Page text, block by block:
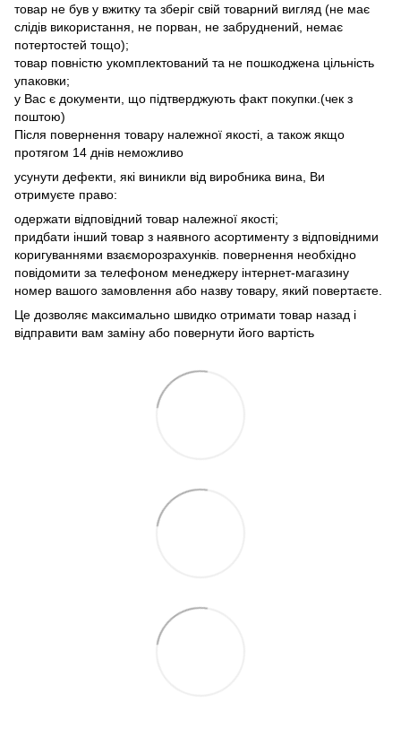
товар не був у вжитку та зберіг свій товарний вигляд (не має
слідів використання, не порван, не забруднений, немає
потертостей тощо);
товар повністю укомплектований та не пошкоджена цільність
упаковки;
у Вас є документи, що підтверджують факт покупки.(чек з
поштою)
Після повернення товару належної якості, а також якщо
протягом 14 днів неможливо
усунути дефекти, які виникли від виробника вина, Ви
отримуєте право:
одержати відповідний товар належної якості;
придбати інший товар з наявного асортименту з відповідними
коригуваннями взаєморозрахунків. повернення необхідно
повідомити за телефоном менеджеру інтернет-магазину
номер вашого замовлення або назву товару, який повертаєте.
Це дозволяє максимально швидко отримати товар назад і
відправити вам заміну або повернути його вартість